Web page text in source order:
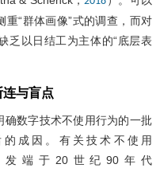
“群体画像”式的调查，而对
乏以日结工为主体的“底层表
连与盲点
数字技术不使用行为的一批
成因。有关技术不使用
发端于20世纪90年代